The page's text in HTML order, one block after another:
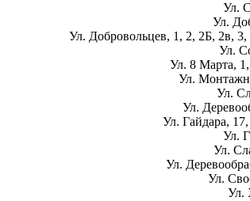
Ул.
Ул.
Ул. Добровольцев, 1, 2, 2Б, 2в,
Ул.
Ул. 8 Марта,
Ул.
Ул.
Ул.
Ул. Гайдара,
Ул.
Ул.
Ул.
Ул.
Ул.